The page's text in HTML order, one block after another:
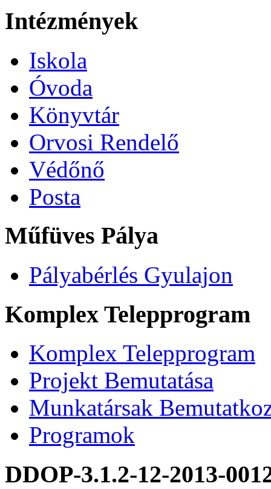
Intézmények
Iskola
Óvoda
Könyvtár
Orvosi Rendelő
Védőnő
Posta
Műfüves Pálya
Pályabérlés Gyulajon
Komplex Telepprogram
Komplex Telepprogram
Projekt Bemutatása
Munkatársak
Programok
DDOP-3.1.2-12-2013-